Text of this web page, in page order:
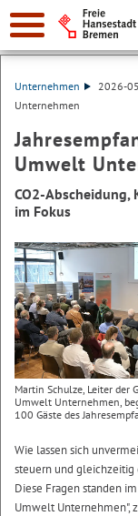
Suche:
Unternehmen
2026-
Unternehmen
Umwelt
CO2-
im Fokus
Martin Schulze, Leiter der
Umwelt Unternehmen,
100 Gäste des
Wie lassen sich
steuern und gleichzeitig
Diese Fragen standen
Umwelt Unternehmen",